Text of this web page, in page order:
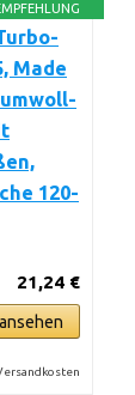
Made
120-
21,24 €